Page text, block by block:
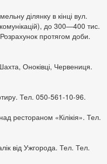
ділянку в кінці вул.
до 300—400 тис.
протягом доби.
Оноківці, Червениця.
Тел. 050-561-10-96.
рестораном «Кілікія». Тел.
від Ужгорода. Тел. Тел.